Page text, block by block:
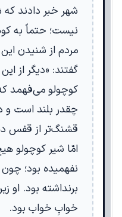
شهر خبر دادند که
نیست؛ حتماً به
مردم از شنیدن
گفتند: «دیگر از
کوچولو می‌فهمد
چقدر بلند است و
قشنگ‌تر از قفس
امّا شیر کوچولو
نفهمیده بود؛ چون
برنداشته بود. او
خوابِ خواب بود.